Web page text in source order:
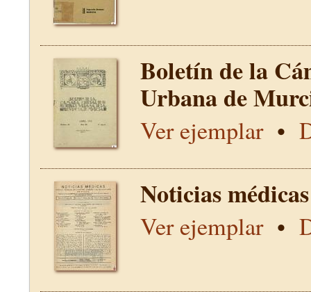
Boletín de la
Urbana de
Ver ejemplar•
Noticias
Ver ejemplar•